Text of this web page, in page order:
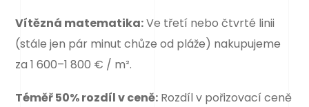
Vítězná matematika:Ve třetí nebo čtvrté linii
(stále jen pár minut chůze od pláže) nakupujeme
za 1 600–1 800 € / m².
Téměř 50% rozdíl v ceně: Rozdíl v pořizovací ceně